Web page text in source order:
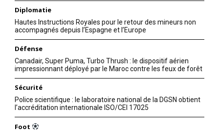
Diplomatie
Hautes Instructions Royales pour le retour des mineurs non
accompagnés depuis l’Espagne et l’Europe
Défense
Canadair, Super Puma, Turbo Thrush : le dispositif aérien
impressionnant déployé par le Maroc contre les feux de forêt
Sécurité
Police scientifique : le laboratoire national de la DGSN obtient
l’accréditation internationale ISO/CEI 17025
Foot